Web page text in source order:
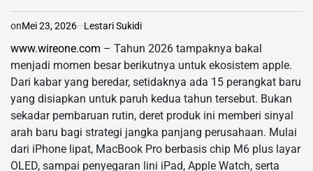
onMei 23, 2026 Lestari Sukidi
www.wireone.com – Tahun 2026 tampaknya bakal
menjadi momen besar berikutnya untuk ekosistem apple.
Dari kabar yang beredar, setidaknya ada 15 perangkat baru
yang disiapkan untuk paruh kedua tahun tersebut. Bukan
sekadar pembaruan rutin, deret produk ini memberi sinyal
arah baru bagi strategi jangka panjang perusahaan. Mulai
dari iPhone lipat, MacBook Pro berbasis chip M6 plus layar
OLED, sampai penyegaran lini iPad, Apple Watch, serta